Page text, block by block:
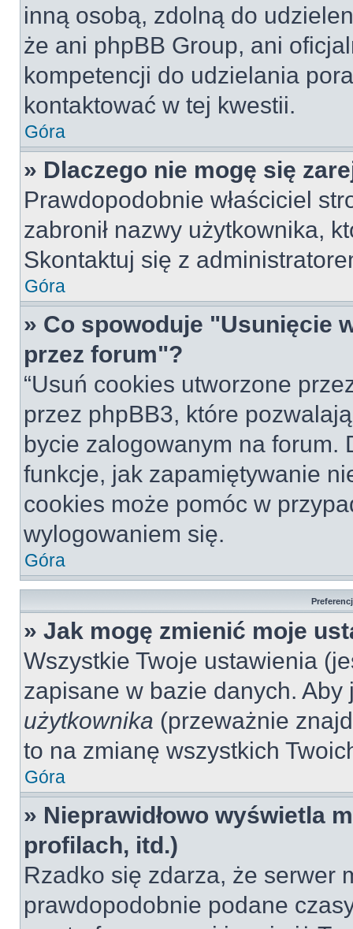
inną osobą, zdolną do
że ani phpBB Group, ani
kompetencji do udzielania
kontaktować w tej kwestii.
Góra
» Dlaczego nie mogę się
Prawdopodobnie właściciel
zabronił nazwy użytkownika,
Skontaktuj się z
Góra
» Co spowoduje "Usunięcie
przez forum"?
“Usuń cookies utworzone
przez phpBB3, które
bycie zalogowanym na forum.
funkcje, jak zapamiętywanie
cookies może pomóc w
wylogowaniem się.
Góra
» Jak mogę zmienić moje
Wszystkie Twoje ustawienia
zapisane w bazie danych.
użytkownika (przeważnie
to na zmianę wszystkich
Góra
» Nieprawidłowo wyświetla
profilach, itd.)
Rzadko się zdarza, że serwer
prawdopodobnie podane